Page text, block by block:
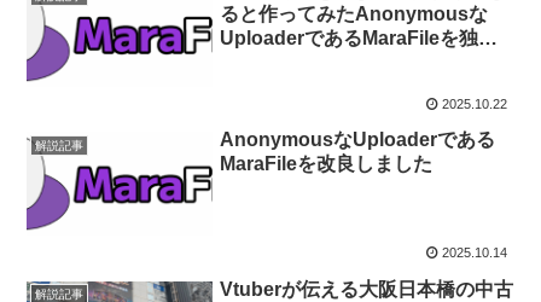
ると作ってみたAnonymousな
UploaderであるMaraFileを独立
2025.10.22
解説記事
AnonymousなUploaderである
MaraFileを改良しました
2025.10.14
解説記事
Vtuberが伝える大阪日本橋の中古